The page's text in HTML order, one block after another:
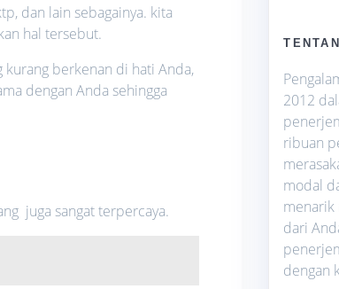
dan lain sebagainya. kita
hal tersebut.
berkenan di hati Anda,
dengan Anda sehingga
juga sangat terpercaya.
2012
ribuan
modal
menarik
dari
dengan